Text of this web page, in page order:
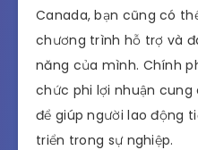
Canada, bạn cũng có
chương trình hỗ trợ và
năng của mình. Chính
chức phi lợi nhuận cung
để giúp người lao động
triển trong sự nghiệp.